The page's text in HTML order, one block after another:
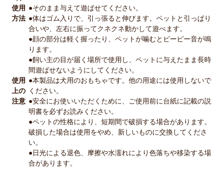
使用
方法
●そのまま与えて遊ばせてください。
●体はゴム入りで、引っ張ると伸びます。ペットと引っぱり
合いや、左右に振ってクネクネ動かして遊べます。
●顔の部分は軽く握ったり、ペットが噛むとピーピー音が鳴
ります。
●飼い主の目が届く場所で使用し、ペットに与えたまま長時
間遊ばせないようにしてください。
使用
上の
注意
●本製品は犬用のおもちゃです。他の用途には使用しないで
ください。
●安全にお使いいただくために、ご使用前に台紙に記載の説
明書を必ずお読みください。
●ペットの性格により、短期間で破損する場合があります。
破損した場合は使用をやめ、新しいものに交換してくださ
い。
●日光による退色、摩擦や水濡れにより色落ちや移染する場
合があります。